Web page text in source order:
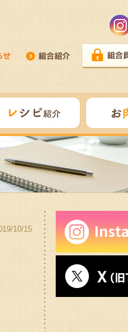
10/15